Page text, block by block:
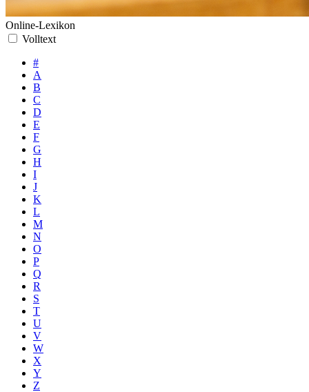
Online-Lexikon
Volltext
#
A
B
C
D
E
F
G
H
I
J
K
L
M
N
O
P
Q
R
S
T
U
V
W
X
Y
Z